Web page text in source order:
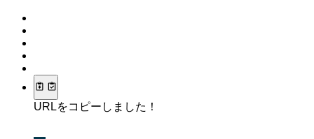
URLをコピーしました！